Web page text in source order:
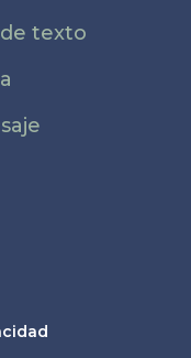
texto